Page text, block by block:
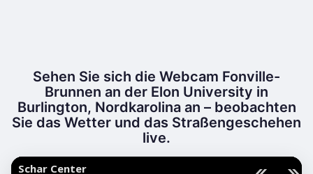
Sehen Sie sich die Webcam Fonville-
Brunnen an der Elon University in
Burlington, Nordkarolina an – beobachten
Sie das Wetter und das Straßengeschehen
live.